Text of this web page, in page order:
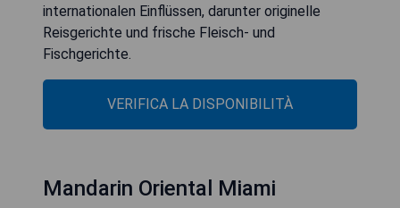
internationalen Einflüssen, darunter originelle
Reisgerichte und frische Fleisch- und
Fischgerichte.
VERIFICA LA DISPONIBILITÀ
Mandarin Oriental Miami